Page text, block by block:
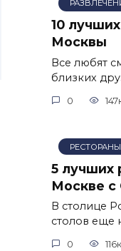
10
Москвы
Все любят
близких
0
5 лучших
Москве с
В столице
столов еще
0 116к.